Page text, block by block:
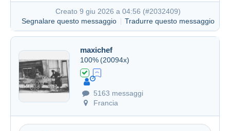
Creato 9 giu 2026 a 04:47 #2032403
Creato 9 giu 2026 a 04:56 (#2032409)
Segnalare questo messaggio
Tradurre questo messaggio
maxichef
100% (20094x)
5163 messaggi
Francia